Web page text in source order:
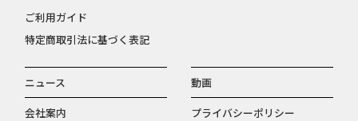
ニュース
動画
会社案内
プライバシーポリシー
ご利用ガイド
特定商取引法に基づく表記